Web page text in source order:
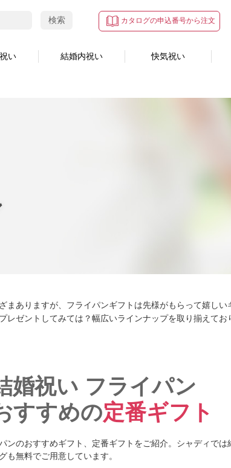
カタログの申込番号から注文
検索
い 結婚内祝い 快気祝い
まありますが、フライパンギフトは先様がもらって嬉し
レゼントしてみては？幅広いラインナップを取り揃えてお
婚祝い フライパン
すすめの定番ギフト
ンのおすすめギフト、定番ギフトをご紹介。シャディで
も無料でご用意しています。